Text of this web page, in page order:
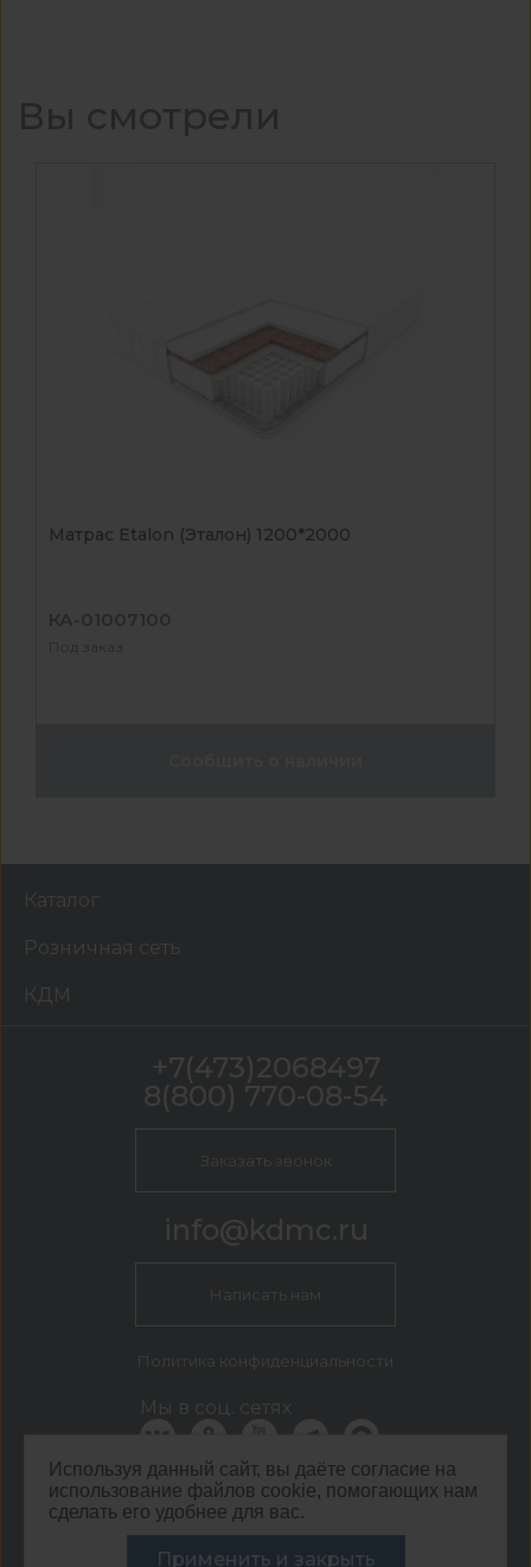
Вы смотрели
Матрас Etalon (Эталон) 1200*2000
КА-01007100
Под заказ
Используя данный сайт, вы даёте согласие на
использование файлов cookie, помогающих нам
сделать его удобнее для вас.
Применить и закрыть
Каталог
Розничная сеть
КДМ
КДМ Воронеж
г. Воронеж, Солнечная, 8а
+7(473)2068497
8(800) 770-08-54
Заказать звонок
info@kdmc.ru
Написать нам
Политика конфиденциальности
Мы в соц. сетях
ООО ЦЕНТР КДМ. ИНН: 3661037157 ОГРН: 1063667287551